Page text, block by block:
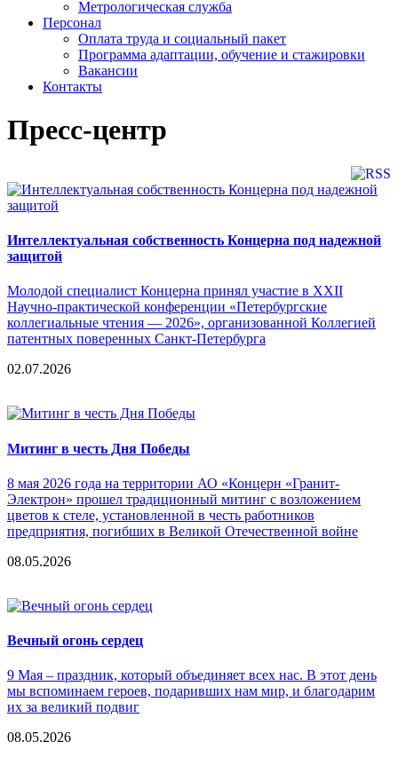
Метрологическая служба
Персонал
Оплата труда и социальный пакет
Программа адаптации, обучение и стажировки
Вакансии
Контакты
Пресс-центр
Интеллектуальная собственность Концерна под надежной
защитой
Молодой специалист Концерна принял участие в XXII
Научно-практической конференции «Петербургские
коллегиальные чтения — 2026», организованной Коллегией
патентных поверенных Санкт-Петербурга
02.07.2026
Митинг в честь Дня Победы
8 мая 2026 года на территории АО «Концерн «Гранит-
Электрон» прошел традиционный митинг с возложением
цветов к стеле, установленной в честь работников
предприятия, погибших в Великой Отечественной войне
08.05.2026
Вечный огонь сердец
9 Мая – праздник, который объединяет всех нас. В этот день
мы вспоминаем героев, подаривших нам мир, и благодарим
их за великий подвиг
08.05.2026